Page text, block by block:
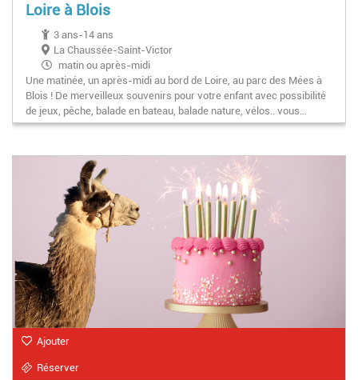
Loire à Blois
3 ans-14 ans
La Chaussée-Saint-Victor
matin ou après-midi
Une matinée, un après-midi au bord de Loire, au parc des Mées à
Blois ! De merveilleux souvenirs pour votre enfant avec possibilité
de jeux, pêche, balade en bateau, balade nature, vélos.. vous…
Ajouter
Réserver